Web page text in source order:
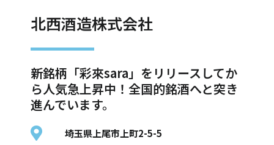
北西酒造株式会社
新銘柄「彩來sara」をリリースしてか
ら人気急上昇中！全国的銘酒へと突き
進んでいます。
埼玉県上尾市上町2-5-5